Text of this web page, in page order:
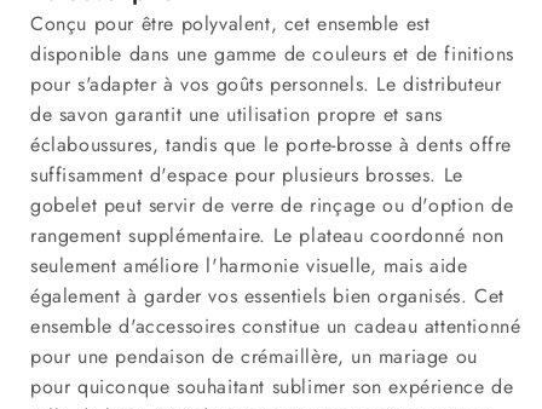
Conçu pour être polyvalent, cet ensemble est
disponible dans une gamme de couleurs et de finitions
pour s'adapter à vos goûts personnels. Le distributeur
de savon garantit une utilisation propre et sans
éclaboussures, tandis que le porte-brosse à dents offre
suffisamment d'espace pour plusieurs brosses. Le
gobelet peut servir de verre de rinçage ou d'option de
rangement supplémentaire. Le plateau coordonné non
seulement améliore l'harmonie visuelle, mais aide
également à garder vos essentiels bien organisés. Cet
ensemble d'accessoires constitue un cadeau attentionné
pour une pendaison de crémaillère, un mariage ou
pour quiconque souhaitant sublimer son expérience de